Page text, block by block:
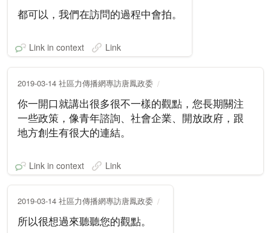
都可以，我們在訪問的過程中會拍。
Link in context Link
2019-03-14 社區力傳播網專訪唐鳳政委
你一開口就講出很多很不一樣的觀點，您長期關注
一些政策，像青年諮詢、社會企業、開放政府，跟
地方創生有很大的連結。
Link in context Link
2019-03-14 社區力傳播網專訪唐鳳政委
所以很想過來聽聽您的觀點。